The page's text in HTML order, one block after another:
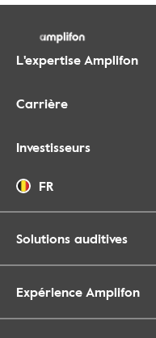
L'expertise Amplifon
Carrière
Investisseurs
FR
Solutions auditives
Expérience Amplifon